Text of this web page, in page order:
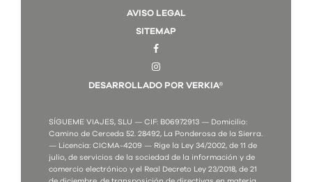
AVISO LEGAL
SITEMAP
DESARROLLADO POR VERKIA®
SÍGUEME VIAJES, SLU — CIF: B06972913 — Domicilio:
Camino de Cerceda 52. 28492, La Ponderosa de la Sierra.
— Licencia: CICMA-4209 — Rige la Ley 34/2002, de 11 de
julio, de servicios de la sociedad de la información y de
comercio electrónico y el Real Decreto Ley 23/2018, de 21